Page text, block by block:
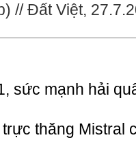
// Đất Việt,
sức mạnh hải
thăng Mistral